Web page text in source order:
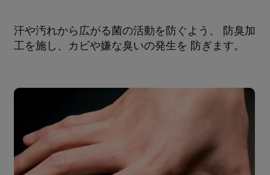
汗や汚れから広がる菌の活動を防ぐよう、 防臭加
工を施し、カビや嫌な臭いの発生を 防ぎます。